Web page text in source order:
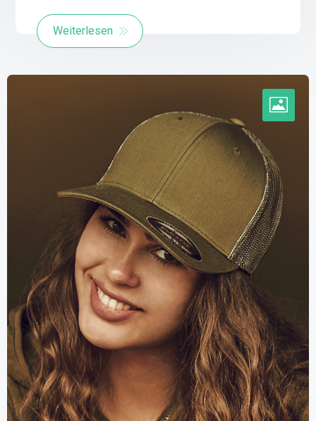
Weiterlesen